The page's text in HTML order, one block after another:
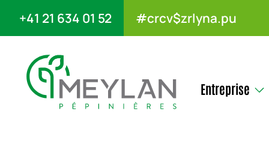
+41 21 634 01 52 #crcv$zrlyna.pu
Entreprise